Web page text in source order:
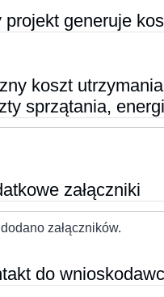
projekt generuje
koszt
sprzątania,
załączniki
załączników.
do